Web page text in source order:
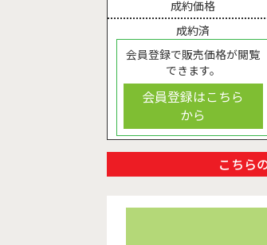
成約価格
成約済
会員登録で販売価格が閲覧
できます。
会員登録はこちら
から
こちら